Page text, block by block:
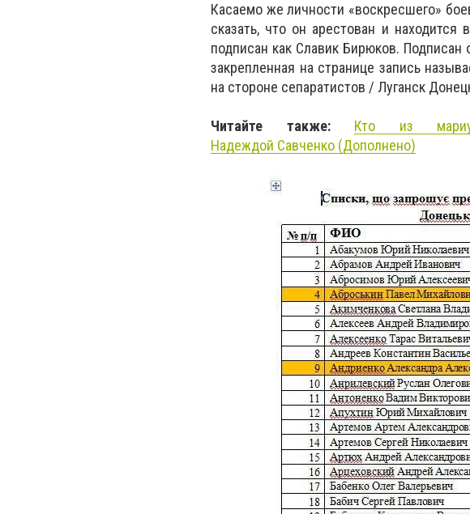
Касаемо же личности «воскресшего»
сказать, что он арестован и
подписан как Славик Бирюков. Подписан
закрепленная на странице запись
на стороне сепаратистов / Луганск
Читайте также:
Кто из
Надеждой Савченко (Дополнено)